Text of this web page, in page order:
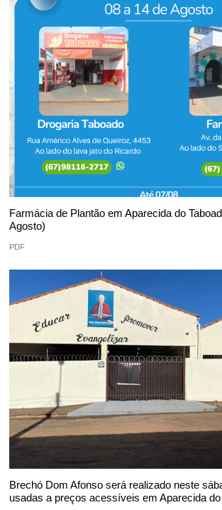
Farmácia de Plantão em Aparecida do
Agosto)
PDF
Brechó Dom Afonso será realizado neste
usadas a preços acessíveis em Aparecida do